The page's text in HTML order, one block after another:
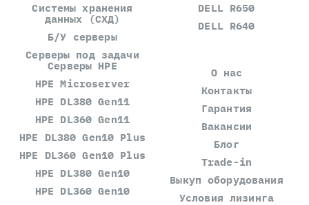
Системы хранения
данных (СХД)
Б/У серверы
Серверы под задачи
DELL R650
DELL R640
Серверы HPE
HPE Microserver
HPE DL380 Gen11
HPE DL360 Gen11
HPE DL380 Gen10 Plus
HPE DL360 Gen10 Plus
HPE DL380 Gen10
HPE DL360 Gen10
О нас
Контакты
Гарантия
Вакансии
Блог
Trade-in
Выкуп оборудования
Условия лизинга